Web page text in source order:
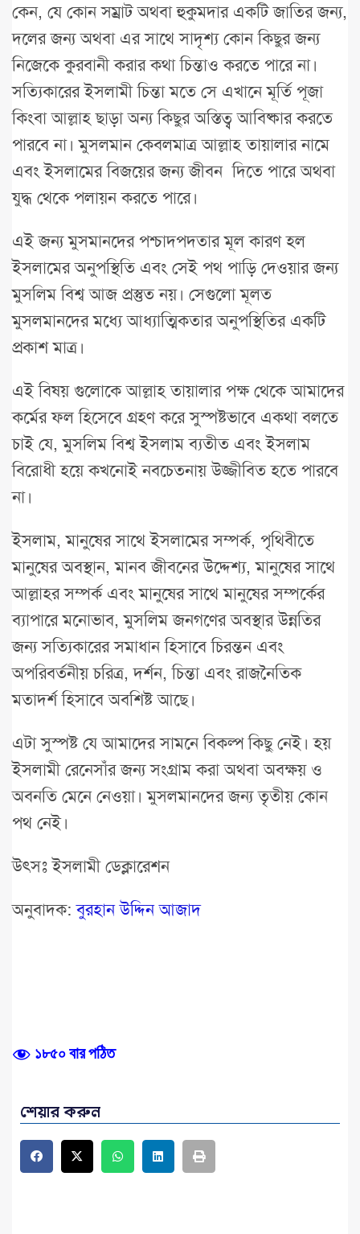
কেন, যে কোন সম্রাট অথবা হুকুমদার একটি জাতির জন্য,
দলের জন্য অথবা এর সাথে সাদৃশ্য কোন কিছুর জন্য
নিজেকে কুরবানী করার কথা চিন্তাও করতে পারে না।
সত্যিকারের ইসলামী চিন্তা মতে সে এখানে মূর্তি পূজা
কিংবা আল্লাহ ছাড়া অন্য কিছুর অস্তিত্ব আবিষ্কার করতে
পারবে না। মুসলমান কেবলমাত্র আল্লাহ তায়ালার নামে
এবং ইসলামের বিজয়ের জন্য জীবন দিতে পারে অথবা
যুদ্ধ থেকে পলায়ন করতে পারে।
এই জন্য মুসমানদের পশ্চাদপদতার মূল কারণ হল
ইসলামের অনুপস্থিতি এবং সেই পথ পাড়ি দেওয়ার জন্য
মুসলিম বিশ্ব আজ প্রস্তুত নয়। সেগুলো মূলত
মুসলমানদের মধ্যে আধ্যাত্মিকতার অনুপস্থিতির একটি
প্রকাশ মাত্র।
এই বিষয় গুলোকে আল্লাহ তায়ালার পক্ষ থেকে আমাদের
কর্মের ফল হিসেবে গ্রহণ করে সুস্পষ্টভাবে একথা বলতে
চাই যে, মুসলিম বিশ্ব ইসলাম ব্যতীত এবং ইসলাম
বিরোধী হয়ে কখনোই নবচেতনায় উজ্জীবিত হতে পারবে
না।
ইসলাম, মানুষের সাথে ইসলামের সম্পর্ক, পৃথিবীতে
মানুষের অবস্থান, মানব জীবনের উদ্দেশ্য, মানুষের সাথে
আল্লাহর সম্পর্ক এবং মানুষের সাথে মানুষের সম্পর্কের
ব্যাপারে মনোভাব, মুসলিম জনগণের অবস্থার উন্নতির
জন্য সত্যিকারের সমাধান হিসাবে চিরন্তন এবং
অপরিবর্তনীয় চরিত্র, দর্শন, চিন্তা এবং রাজনৈতিক
মতাদর্শ হিসাবে অবশিষ্ট আছে।
এটা সুস্পষ্ট যে আমাদের সামনে বিকল্প কিছু নেই। হয়
ইসলামী রেনেসাঁর জন্য সংগ্রাম করা অথবা অবক্ষয় ও
অবনতি মেনে নেওয়া। মুসলমানদের জন্য তৃতীয় কোন
পথ নেই।
উৎসঃ ইসলামী ডেক্লারেশন
অনুবাদক:বুরহান উদ্দিন আজাদ
১৮৫০ বার পঠিত
শেয়ার করুন